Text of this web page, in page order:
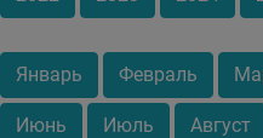
Январь Февраль
Июнь Июль Август